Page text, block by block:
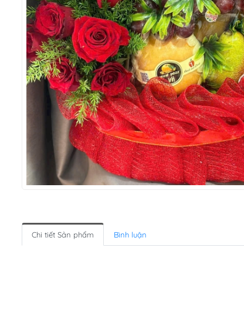
Chi tiết Sản phẩm Bình luận